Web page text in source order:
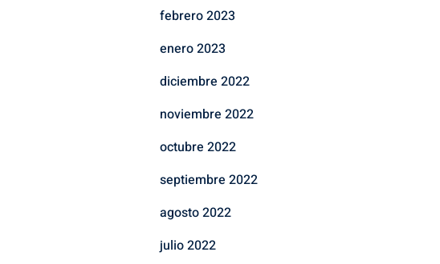
febrero 2023
enero 2023
diciembre 2022
noviembre 2022
octubre 2022
septiembre 2022
agosto 2022
julio 2022